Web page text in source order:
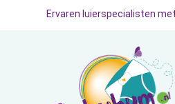
Wasbare Luiers
Ervaren luierspecialisten